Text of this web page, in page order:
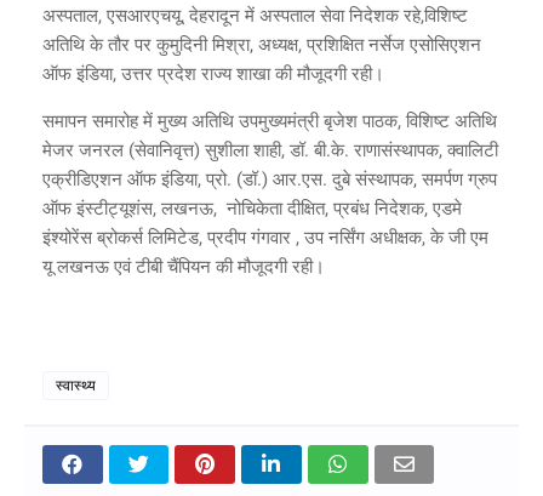
अस्पताल, एसआरएचयू, देहरादून में अस्पताल सेवा निदेशक रहे,विशिष्ट
अतिथि के तौर पर कुमुदिनी मिश्रा, अध्यक्ष, प्रशिक्षित नर्सेज एसोसिएशन
ऑफ इंडिया, उत्तर प्रदेश राज्य शाखा की मौजूदगी रही।
समापन समारोह में मुख्य अतिथि उपमुख्यमंत्री बृजेश पाठक, विशिष्ट अतिथि
मेजर जनरल (सेवानिवृत्त) सुशीला शाही, डॉ. बी.के. राणासंस्थापक, क्वालिटी
एक्रीडिएशन ऑफ इंडिया, प्रो. (डॉ.) आर.एस. दुबे संस्थापक, समर्पण ग्रुप
ऑफ इंस्टीट्यूशंस, लखनऊ, नोचिकेता दीक्षित, प्रबंध निदेशक, एडमे
इंश्योरेंस ब्रोकर्स लिमिटेड, प्रदीप गंगवार , उप नर्सिंग अधीक्षक, के जी एम
यू लखनऊ एवं टीबी चैंपियन की मौजूदगी रही।
स्वास्थ्य